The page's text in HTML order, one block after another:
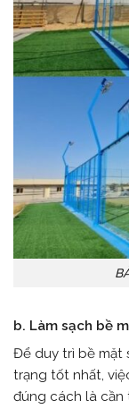
b. Làm sạch bề
Để duy trì bề mặt
trạng tốt nhất,
đúng cách là cần